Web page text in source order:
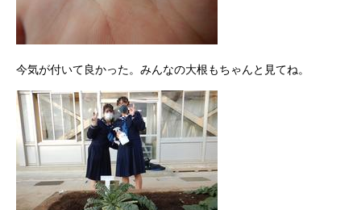
今気が付いて良かった。みんなの大根もちゃんと見てね。